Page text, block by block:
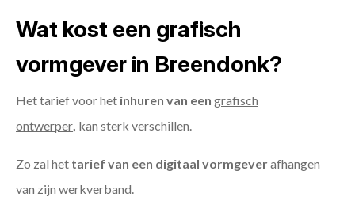
Wat kost een grafisch
vormgever in Breendonk?
Het tarief voor het inhuren van een grafisch
ontwerper kan sterk verschillen.
Zo zal het tarief van een digitaal vormgeverafhangen
van zijn werkverband.